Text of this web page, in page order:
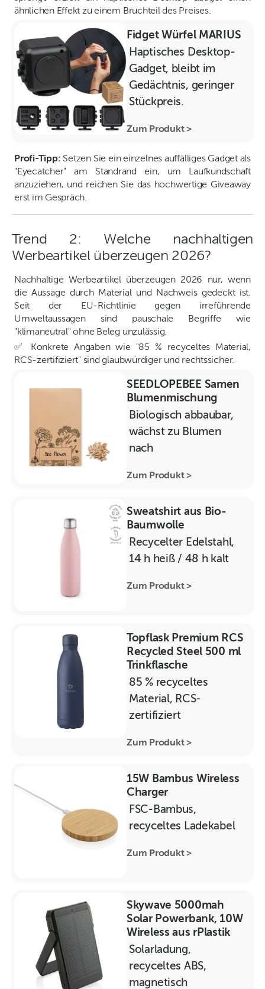
ähnlichen Effekt zu einem Bruchteil des Preises.
Fidget Würfel MARIUS
Haptisches Desktop-
Gadget, bleibt im
Gedächtnis, geringer
Stückpreis.
Zum Produkt >
Profi-Tipp: Setzen Sie ein einzelnes auffälliges Gadget als
"Eyecatcher" am Standrand ein, um Laufkundschaft
anzuziehen, und reichen Sie das hochwertige Giveaway
erst im Gespräch.
Trend 2: Welche nachhaltigen
Werbeartikel überzeugen 2026?
Nachhaltige Werbeartikel überzeugen 2026 nur, wenn
die Aussage durch Material und Nachweis gedeckt ist.
Seit der EU-Richtlinie gegen irreführende
Umweltaussagen sind pauschale Begriffe wie
"klimaneutral" ohne Beleg unzulässig.
✅ Konkrete Angaben wie "85 % recyceltes Material,
RCS-zertifiziert" sind glaubwürdiger und rechtssicher.
SEEDLOPEBEE Samen
Blumenmischung
Biologisch abbaubar,
wächst zu Blumen
nach
Zum Produkt >
Sweatshirt aus Bio-
Baumwolle
Recycelter Edelstahl,
14 h heiß / 48 h kalt
Zum Produkt >
Topflask Premium RCS
Recycled Steel 500 ml
Trinkflasche
85 % recyceltes
Material, RCS-
zertifiziert
Zum Produkt >
15W Bambus Wireless
Charger
FSC-Bambus,
recyceltes Ladekabel
Zum Produkt >
Skywave 5000mah
Solar Powerbank, 10W
Wireless aus rPlastik
Solarladung,
recyceltes ABS,
magnetisch